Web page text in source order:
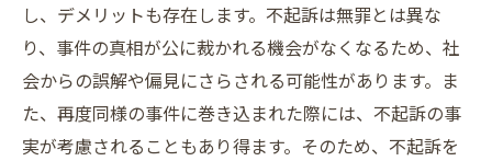
し、デメリットも存在します。不起訴は無罪とは異な
り、事件の真相が公に裁かれる機会がなくなるため、社
会からの誤解や偏見にさらされる可能性があります。ま
た、再度同様の事件に巻き込まれた際には、不起訴の事
実が考慮されることもあり得ます。そのため、不起訴を